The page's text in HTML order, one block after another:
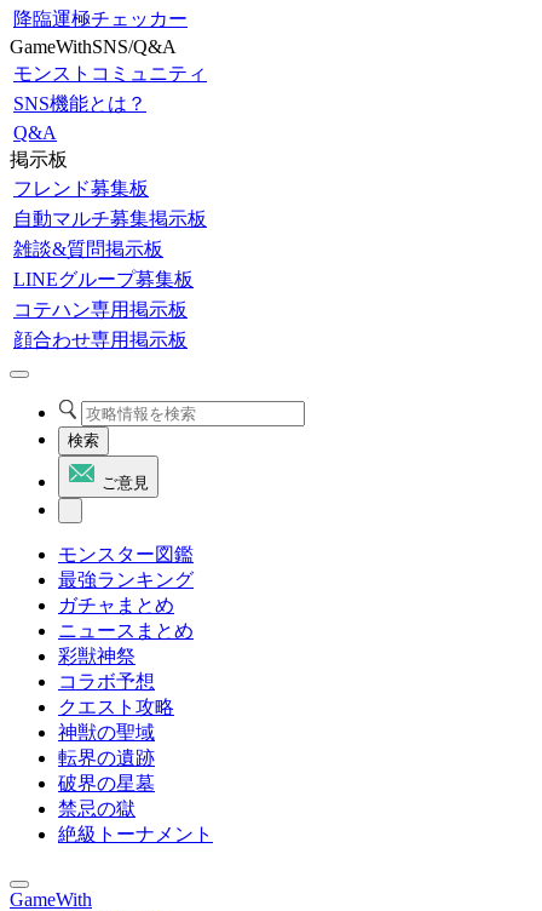
降臨運極チェッカー
GameWithSNS/Q&A
モンストコミュニティ
SNS機能とは？
Q&A
掲示板
フレンド募集板
自動マルチ募集掲示板
雑談&質問掲示板
LINEグループ募集板
コテハン専用掲示板
顔合わせ専用掲示板
検索
ご意見
モンスター図鑑
最強ランキング
ガチャまとめ
ニュースまとめ
彩獣神祭
コラボ予想
クエスト攻略
神獣の聖域
転界の遺跡
破界の星墓
禁忌の獄
絶級トーナメント
GameWith